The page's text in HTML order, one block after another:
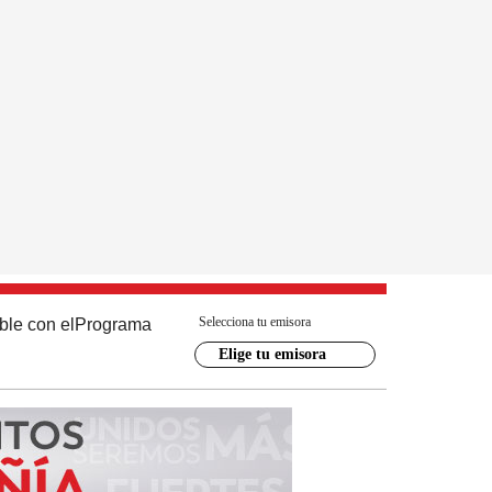
con el Programa Selecciona tu emisora
Elige tu emisora